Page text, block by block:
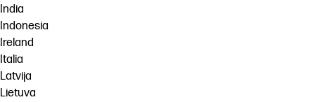
India
Indonesia
Ireland
Italia
Latvija
Lietuva